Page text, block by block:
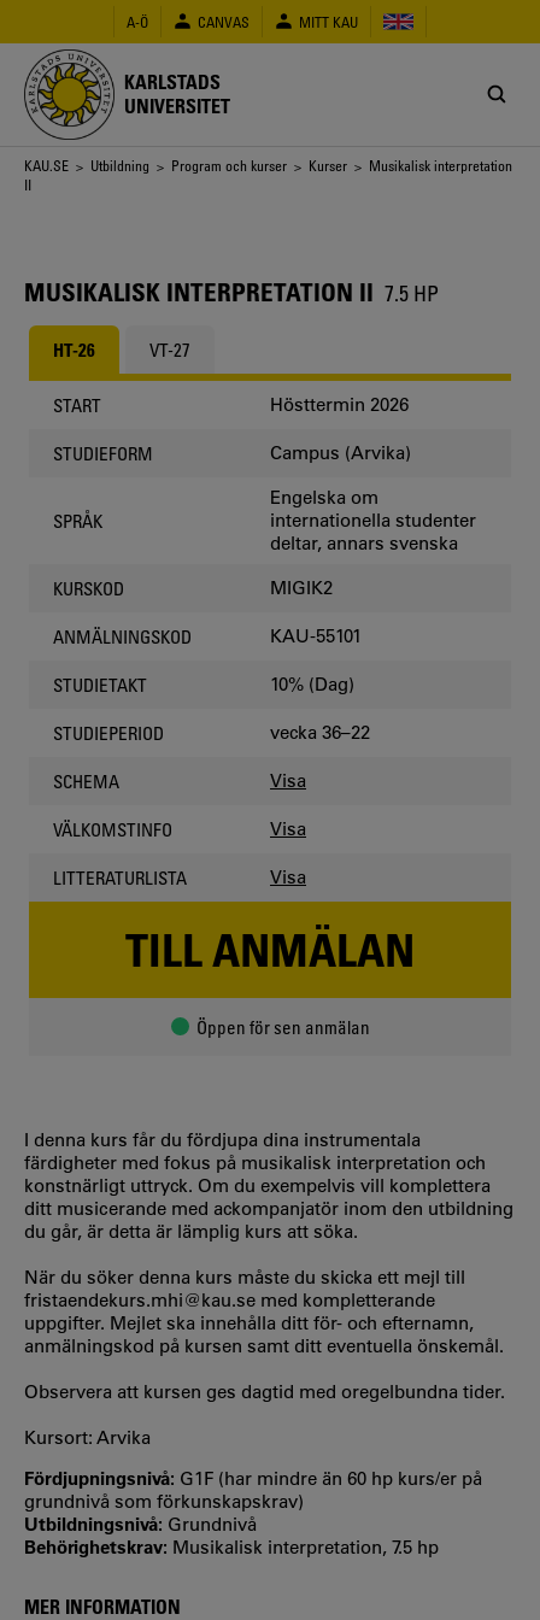
huvudinnehåll
A-Ö CANVAS MITT KAU
KARLSTADS
UNIVERSITET
Länkstig
KAU.SE > Utbildning > Program och kurser > Kurser > Musikalisk interpretation
II
MUSIKALISK INTERPRETATION II 7.5 HP
HT-26 VT-27
START Hösttermin 2026
STUDIEFORM Campus (Arvika)
SPRÅK
Engelska om
internationella studenter
deltar, annars svenska
KURSKOD MIGIK2
ANMÄLNINGSKOD KAU-55101
STUDIETAKT 10% (Dag)
STUDIEPERIOD vecka 36–22
SCHEMA Visa
VÄLKOMSTINFO Visa
LITTERATURLISTA Visa
TILL ANMÄLAN
Öppen för sen anmälan
I denna kurs får du fördjupa dina instrumentala
färdigheter med fokus på musikalisk interpretation och
konstnärligt uttryck. Om du exempelvis vill komplettera
ditt musicerande med ackompanjatör inom den utbildning
du går, är detta är lämplig kurs att söka.
När du söker denna kurs måste du skicka ett mejl till
fristaendekurs.mhi@kau.se med kompletterande
uppgifter. Mejlet ska innehålla ditt för- och efternamn,
anmälningskod på kursen samt ditt eventuella önskemål.
Observera att kursen ges dagtid med oregelbundna tider.
Kursort: Arvika
Fördjupningsnivå: G1F (har mindre än 60 hp kurs/er på
grundnivå som förkunskapskrav)
Utbildningsnivå: Grundnivå
Behörighetskrav: Musikalisk interpretation, 7.5 hp
MER INFORMATION